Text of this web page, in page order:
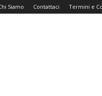
Siamo Contattaci Termini e